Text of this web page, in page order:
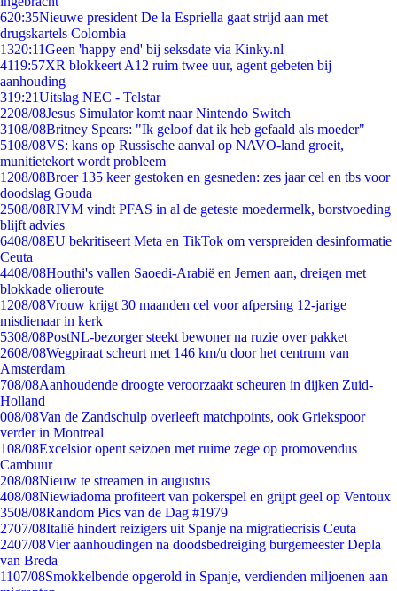
620:35Nieuwe president De la Espriella gaat strijd aan met
drugskartels Colombia
1320:11Geen 'happy end' bij seksdate via Kinky.nl
4119:57XR blokkeert A12 ruim twee uur, agent gebeten bij
aanhouding
319:21Uitslag NEC - Telstar
2208/08Jesus Simulator komt naar Nintendo Switch
3108/08Britney Spears: "Ik geloof dat ik heb gefaald als moeder"
5108/08VS: kans op Russische aanval op NAVO-land groeit,
munitietekort wordt probleem
1208/08Broer 135 keer gestoken en gesneden: zes jaar cel en tbs voor
doodslag Gouda
2508/08RIVM vindt PFAS in al de geteste moedermelk, borstvoeding
blijft advies
6408/08EU bekritiseert Meta en TikTok om verspreiden desinformatie
Ceuta
4408/08Houthi's vallen Saoedi-Arabië en Jemen aan, dreigen met
blokkade olieroute
1208/08Vrouw krijgt 30 maanden cel voor afpersing 12-jarige
misdienaar in kerk
5308/08PostNL-bezorger steekt bewoner na ruzie over pakket
2608/08Wegpiraat scheurt met 146 km/u door het centrum van
Amsterdam
708/08Aanhoudende droogte veroorzaakt scheuren in dijken Zuid-
Holland
008/08Van de Zandschulp overleeft matchpoints, ook Griekspoor
verder in Montreal
108/08Excelsior opent seizoen met ruime zege op promovendus
Cambuur
208/08Nieuw te streamen in augustus
408/08Niewiadoma profiteert van pokerspel en grijpt geel op Ventoux
3508/08Random Pics van de Dag #1979
2707/08Italië hindert reizigers uit Spanje na migratiecrisis Ceuta
2407/08Vier aanhoudingen na doodsbedreiging burgemeester Depla
van Breda
1107/08Smokkelbende opgerold in Spanje, verdienden miljoenen aan